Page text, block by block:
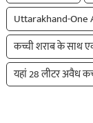
Uttarakhand-One
कच्ची शराब के साथ
यहां 28 लीटर अवैध